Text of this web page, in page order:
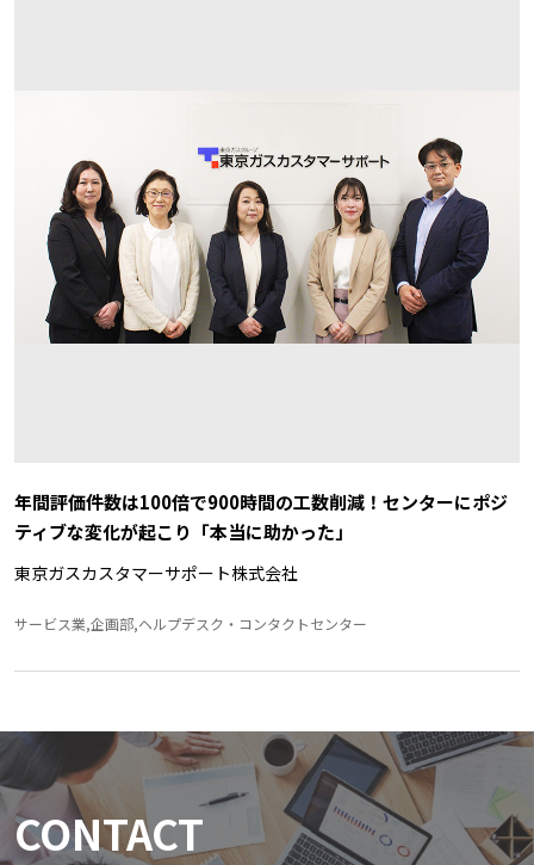
年間評価件数は100倍で900時間の工数削減！センターにポジ
ティブな変化が起こり「本当に助かった」
東京ガスカスタマーサポート株式会社
サービス業,企画部,ヘルプデスク・コンタクトセンター
CONTACT